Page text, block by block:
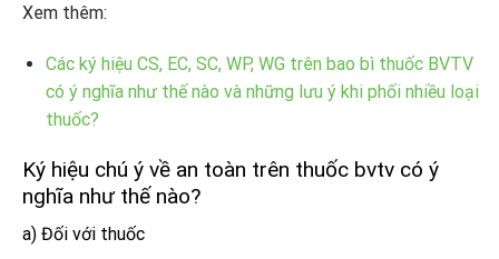
Xem thêm:
Các ký hiệu CS, EC, SC, WP, WG trên bao bì thuốc BVTV
có ý nghĩa như thế nào và những lưu ý khi phối nhiều loại
thuốc?
Ký hiệu chú ý về an toàn trên thuốc bvtv có ý
nghĩa như thế nào?
a) Đối với thuốc